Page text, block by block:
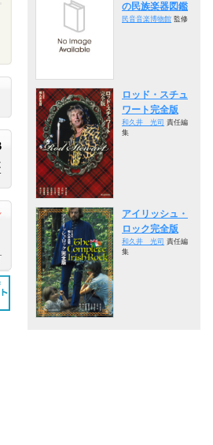
の民族楽器図鑑
民音音楽博物館 監修
ロッド・スチュ
ワート完全版
和久井 光司 責任編
集
アイリッシュ・
ロック完全版
和久井 光司 責任編
集